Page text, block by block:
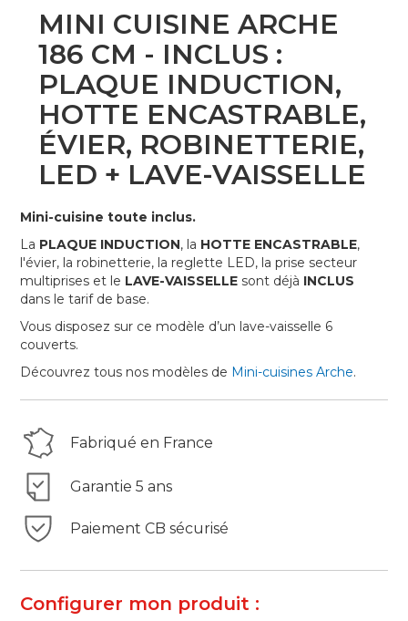
the
beginning
the
images
gallery
MINI CUISINE ARCHE
186 CM - INCLUS :
PLAQUE INDUCTION,
HOTTE ENCASTRABLE,
ÉVIER, ROBINETTERIE,
LED + LAVE-VAISSELLE
Mini-cuisine toute inclus.
La PLAQUE INDUCTION, la HOTTE ENCASTRABLE,
l'évier, la robinetterie, la reglette LED, la prise secteur
multiprises et le LAVE-VAISSELLE sont déjà INCLUS
dans le tarif de base.
Vous disposez sur ce modèle d’un lave-vaisselle 6
couverts.
Découvrez tous nos modèles de Mini-cuisines Arche.
Fabriqué en France
Garantie 5 ans
Paiement CB sécurisé
Configurer mon produit :